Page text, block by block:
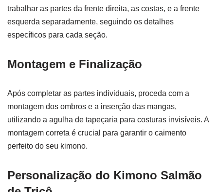
trabalhar as partes da frente direita, as costas, e a frente
esquerda separadamente, seguindo os detalhes
específicos para cada seção.
Montagem e Finalização
Após completar as partes individuais, proceda com a
montagem dos ombros e a inserção das mangas,
utilizando a agulha de tapeçaria para costuras invisíveis. A
montagem correta é crucial para garantir o caimento
perfeito do seu kimono.
Personalização do Kimono Salmão